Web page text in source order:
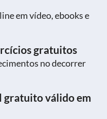
em vídeo, ebooks e
gratuitos
no decorrer
válido em